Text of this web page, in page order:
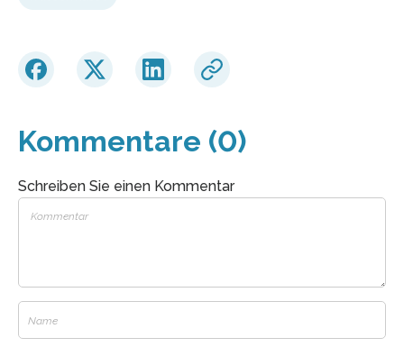
Kommentare (0)
Schreiben Sie einen Kommentar